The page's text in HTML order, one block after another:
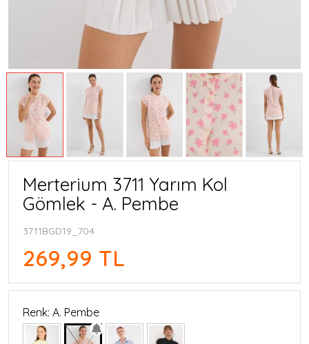
Merterium 3711 Yarım Kol
Gömlek - A. Pembe
3711BGD19_704
269,99 TL
Renk: A. Pembe